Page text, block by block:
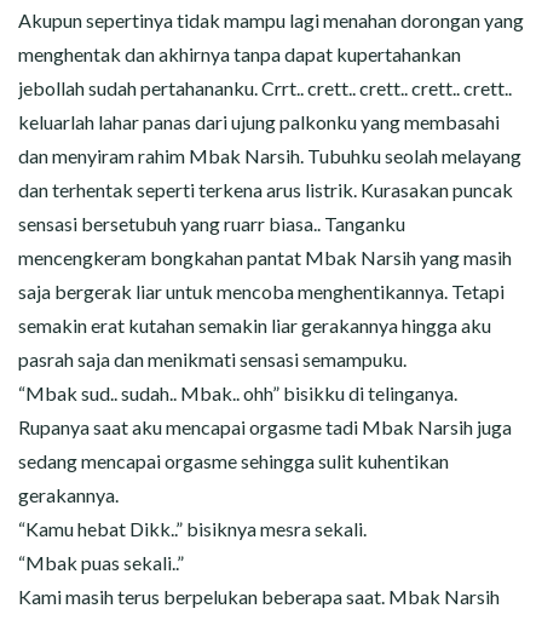
Akupun sepertinya tidak mampu lagi menahan dorongan yang
menghentak dan akhirnya tanpa dapat kupertahankan
jebollah sudah pertahananku. Crrt.. crett.. crett.. crett.. crett..
keluarlah lahar panas dari ujung palkonku yang membasahi
dan menyiram rahim Mbak Narsih. Tubuhku seolah melayang
dan terhentak seperti terkena arus listrik. Kurasakan puncak
sensasi bersetubuh yang ruarr biasa.. Tanganku
mencengkeram bongkahan pantat Mbak Narsih yang masih
saja bergerak liar untuk mencoba menghentikannya. Tetapi
semakin erat kutahan semakin liar gerakannya hingga aku
pasrah saja dan menikmati sensasi semampuku.
“Mbak sud.. sudah.. Mbak.. ohh” bisikku di telinganya.
Rupanya saat aku mencapai orgasme tadi Mbak Narsih juga
sedang mencapai orgasme sehingga sulit kuhentikan
gerakannya.
“Kamu hebat Dikk..” bisiknya mesra sekali.
“Mbak puas sekali..”
Kami masih terus berpelukan beberapa saat. Mbak Narsih